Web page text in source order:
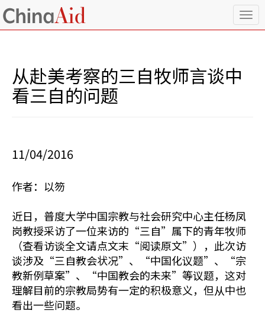
T
o
从赴美考察的三自牧师言谈中
看三自的问题
11/04/2016
作者：以笏
近日，普度大学中国宗教与社会研究中心主任杨凤
岗教授采访了一位来访的“三自”属下的青年牧师
（查看访谈全文请点文末“阅读原文”），此次访
谈涉及“三自教会状况”、“中国化议题”、“宗
教新例草案”、“中国教会的未来”等议题，这对
理解目前的宗教局势有一定的积极意义，但从中也
看出一些问题。